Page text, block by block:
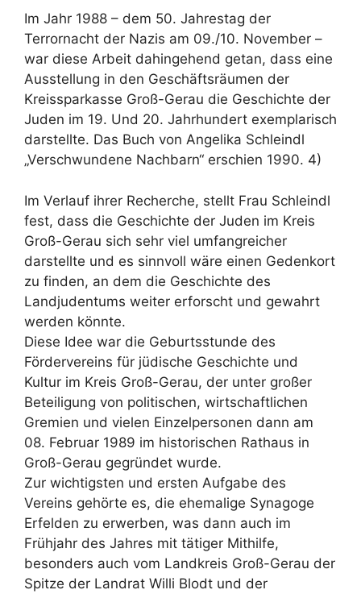
Im Jahr 1988 – dem 50. Jahrestag der
Terrornacht der Nazis am 09./10. November –
war diese Arbeit dahingehend getan, dass eine
Ausstellung in den Geschäftsräumen der
Kreissparkasse Groß-Gerau die Geschichte der
Juden im 19. Und 20. Jahrhundert exemplarisch
darstellte. Das Buch von Angelika Schleindl
„Verschwundene Nachbarn“ erschien 1990. 4)
Im Verlauf ihrer Recherche, stellt Frau Schleindl
fest, dass die Geschichte der Juden im Kreis
Groß-Gerau sich sehr viel umfangreicher
darstellte und es sinnvoll wäre einen Gedenkort
zu finden, an dem die Geschichte des
Landjudentums weiter erforscht und gewahrt
werden könnte.
Diese Idee war die Geburtsstunde des
Fördervereins für jüdische Geschichte und
Kultur im Kreis Groß-Gerau, der unter großer
Beteiligung von politischen, wirtschaftlichen
Gremien und vielen Einzelpersonen dann am
08. Februar 1989 im historischen Rathaus in
Groß-Gerau gegründet wurde.
Zur wichtigsten und ersten Aufgabe des
Vereins gehörte es, die ehemalige Synagoge
Erfelden zu erwerben, was dann auch im
Frühjahr des Jahres mit tätiger Mithilfe,
besonders auch vom Landkreis Groß-Gerau der
Spitze der Landrat Willi Blodt und der